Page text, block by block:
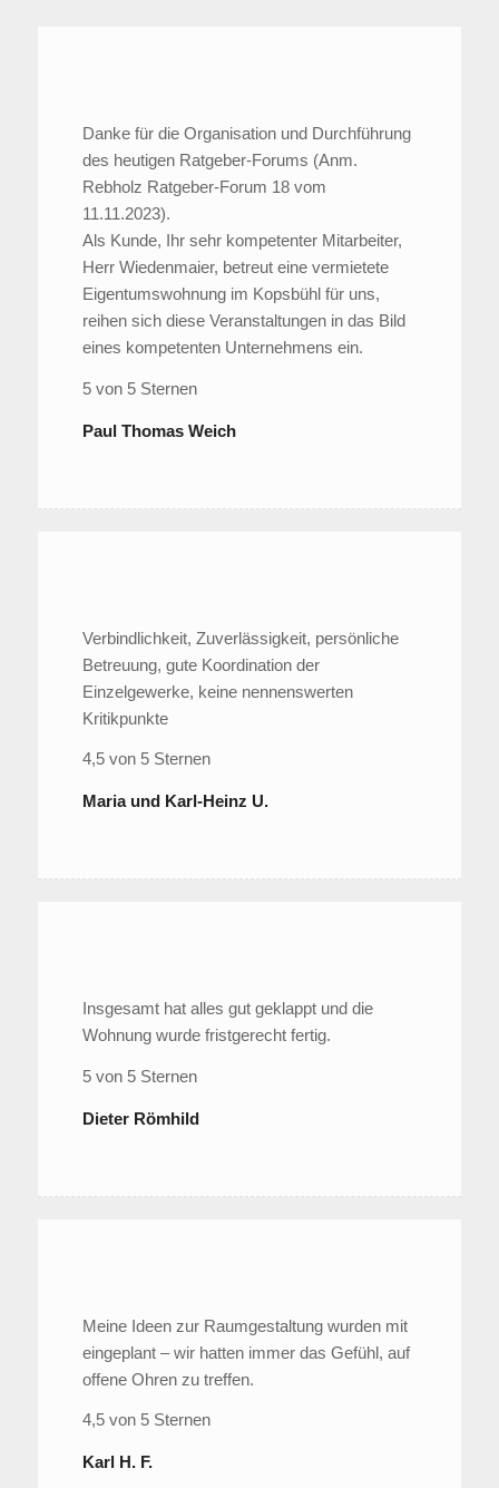
Danke für die Organisation und Durchführung
des heutigen Ratgeber-Forums (Anm.
Rebholz Ratgeber-Forum 18 vom
11.11.2023).
Als Kunde, Ihr sehr kompetenter Mitarbeiter,
Herr Wiedenmaier, betreut eine vermietete
Eigentumswohnung im Kopsbühl für uns,
reihen sich diese Veranstaltungen in das Bild
eines kompetenten Unternehmens ein.
5 von 5 Sternen
Paul Thomas Weich
Verbindlichkeit, Zuverlässigkeit, persönliche
Betreuung, gute Koordination der
Einzelgewerke, keine nennenswerten
Kritikpunkte
4,5 von 5 Sternen
Maria und Karl-Heinz U.
Insgesamt hat alles gut geklappt und die
Wohnung wurde fristgerecht fertig.
5 von 5 Sternen
Dieter Römhild
Meine Ideen zur Raumgestaltung wurden mit
eingeplant – wir hatten immer das Gefühl, auf
offene Ohren zu treffen.
4,5 von 5 Sternen
Karl H. F.